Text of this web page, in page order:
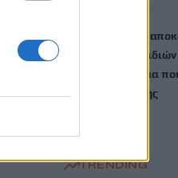
Συγκλονίζουν οι
δολοφονία 4
τελευταίο μήνυμα
πρώην σύζυγό της
TRENDING